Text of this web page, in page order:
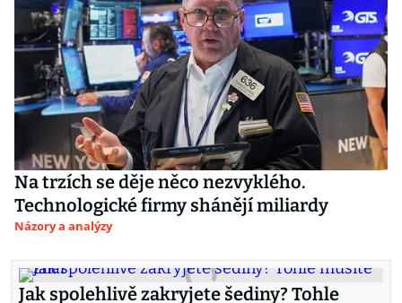
Na trzích se děje něco nezvyklého.
Technologické firmy shánějí miliardy
Názory a analýzy
Jak spolehlivě zakryjete šediny? Tohle